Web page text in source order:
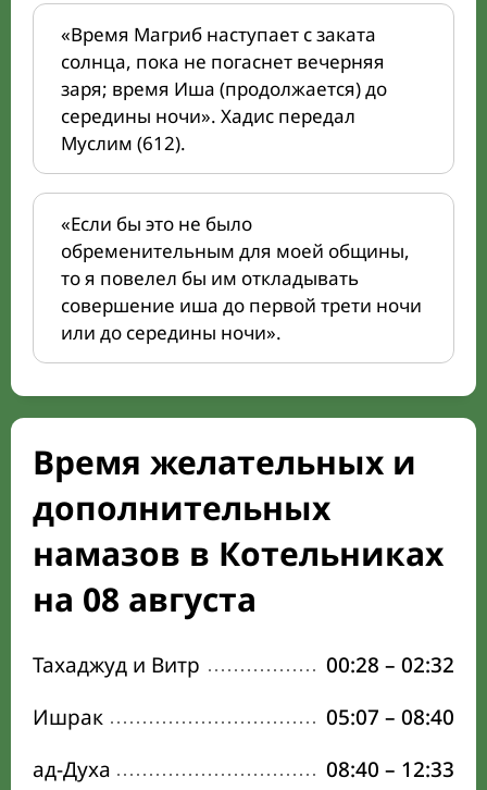
«Время Магриб наступает с заката
солнца, пока не погаснет вечерняя
заря; время Иша (продолжается) до
середины ночи». Хадис передал
Муслим (612).
«Если бы это не было
обременительным для моей общины,
то я повелел бы им откладывать
совершение иша до первой трети ночи
или до середины ночи».
Время желательных и
дополнительных
намазов в Котельниках
на 08 августа
Тахаджуд и Витр 00:28 – 02:32
Ишрак
05:07 – 08:40
ад-Духа
08:40 – 12:33